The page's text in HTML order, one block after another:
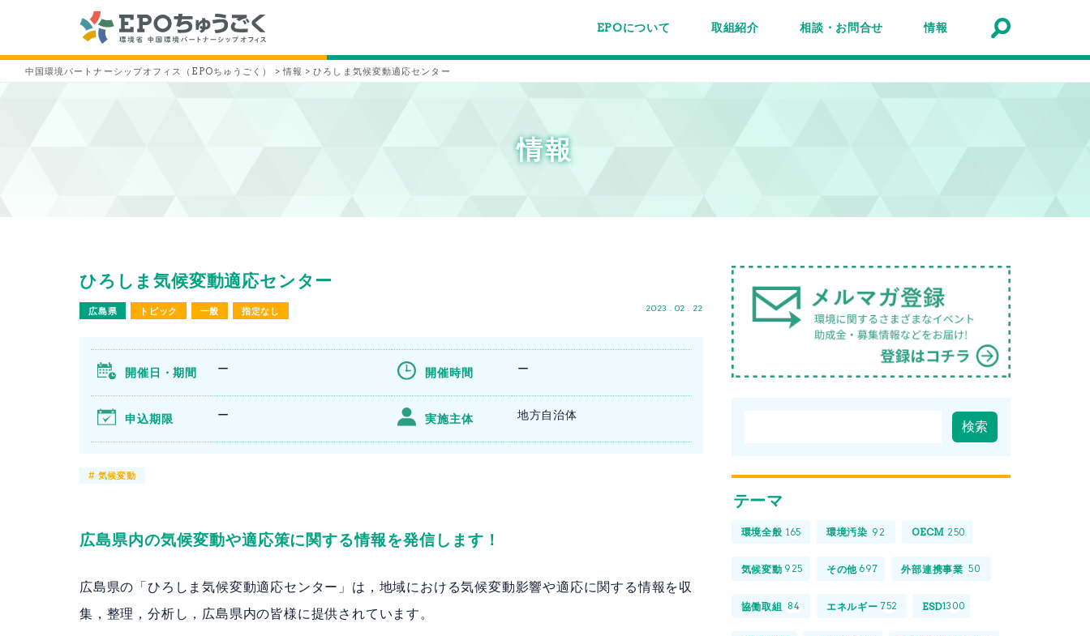
EPOについて 取組紹介 相談・お問合せ 情報
中国環境パートナーシップオフィス（EPOちゅうごく） >情報 >ひろしま気候変動適応センター
情報
ひろしま気候変動適応センター
広島県 トピック 一般 指定なし 2023 . 02 . 22
開催日・期間 ー 開催時間 ー
申込期限 ー 実施主体 地方自治体
# 気候変動
広島県内の気候変動や適応策に関する情報を発信します！
広島県の「ひろしま気候変動適応センター」は，地域における気候変動影響や適応に関する情報を収
集，整理，分析し，広島県内の皆様に提供されています。
テーマ
環境全般 165 環境汚染 92 OECM 250
気候変動 925 その他 697 外部連携事業 50
協働取組 84 エネルギー 752 ESD1300